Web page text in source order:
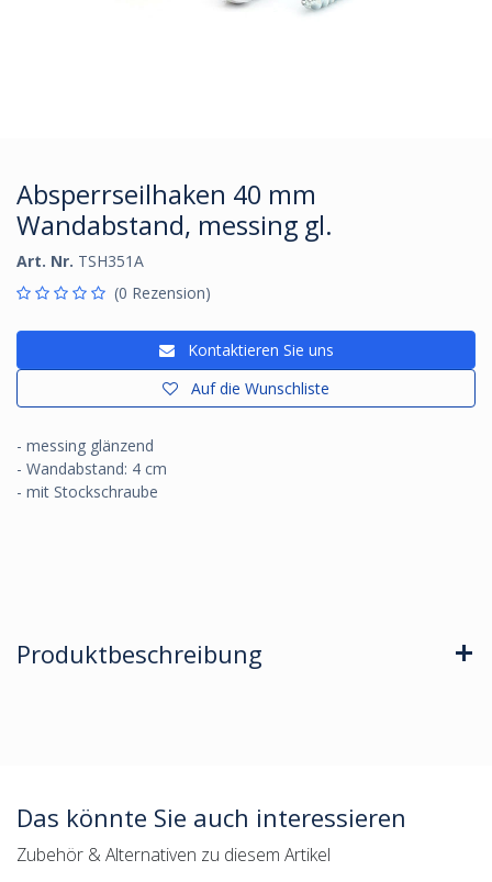
Absperrseilhaken 40 mm
Wandabstand, messing gl.
Art. Nr. TSH351A
(0 Rezension)
Kontaktieren Sie uns
Auf die Wunschliste
- messing glänzend
- Wandabstand: 4 cm
- mit Stockschraube
Produktbeschreibung
Das könnte Sie auch interessieren
Zubehör & Alternativen zu diesem Artikel